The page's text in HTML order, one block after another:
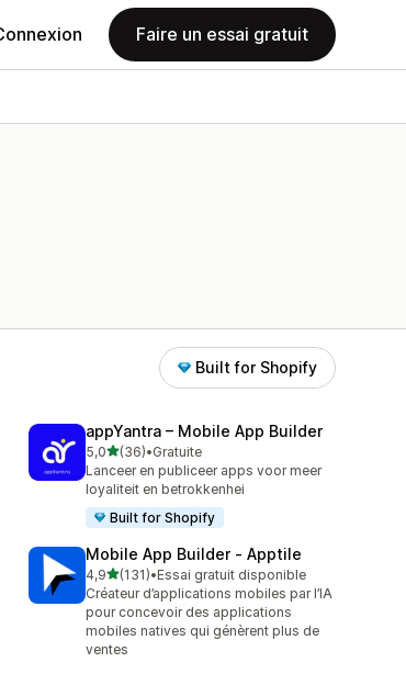
Faire un essai gratuit
Built for Shopify
appYantra – Mobile App Builder
5,0étoile(s) sur 5
(36)
36 avis au total
•Gratuite
Lanceer en publiceer apps voor meer
loyaliteit en betrokkenhei
Built for Shopify
Mobile App Builder ‑ Apptile
4,9étoile(s) sur 5
(131)
131 avis au total
•Essai gratuit disponible
Créateur d’applications mobiles par l’IA
pour concevoir des applications
mobiles natives qui génèrent plus de
ventes